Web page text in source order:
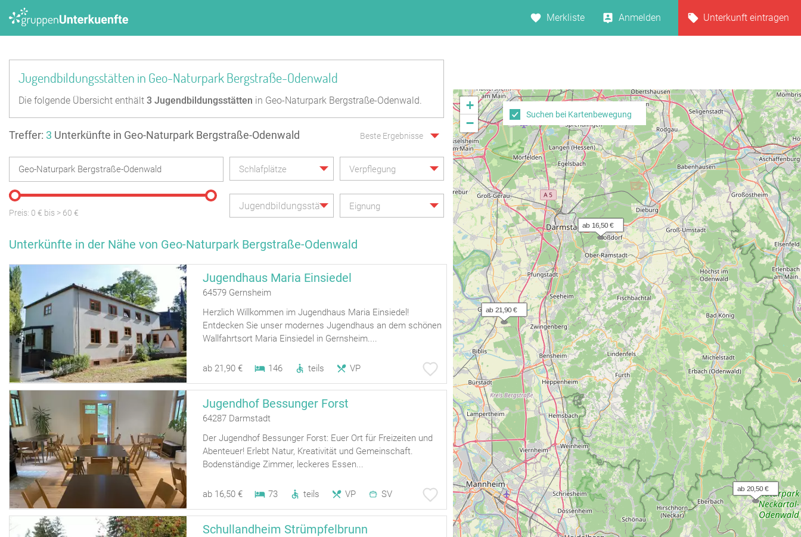
Merkliste Anmelden Unterkunft eintragen
Jugendbildungsstätten in Geo-Naturpark Bergstraße-Odenwald
Die folgende Übersicht enthält 3 Jugendbildungsstätten in Geo-Naturpark Bergstraße-Odenwald.
Treffer: 3 Unterkünfte in Geo-Naturpark Bergstraße-Odenwald Beste Ergebnisse
Schlafplätze Verpflegung
Preis: 0 € bis > 60 €
Jugendbildungsstätte Eignung
Unterkünfte in der Nähe von Geo-Naturpark Bergstraße-Odenwald
Jugendhaus Maria Einsiedel
64579 Gernsheim
Herzlich Willkommen im Jugendhaus Maria Einsiedel!
Entdecken Sie unser modernes Jugendhaus an dem schönen
Wallfahrtsort Maria Einsiedel in Gernsheim....
ab 21,90 € 146 teils VP
Jugendhof Bessunger Forst
64287 Darmstadt
Der Jugendhof Bessunger Forst: Euer Ort für Freizeiten und
Abenteuer! Erlebt Natur, Kreativität und Gemeinschaft.
Bodenständige Zimmer, leckeres Essen...
ab 16,50 € 73 teils VP SV
Schullandheim Strümpfelbrunn
ab 21,90 €
ab 16,50 €
ab 20,50 €
+
−
Suchen bei Kartenbewegung